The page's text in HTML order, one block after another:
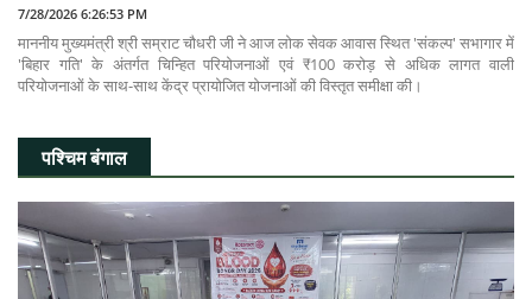
7/28/2026 6:26:53 PM
माननीय मुख्यमंत्री श्री सम्राट चौधरी जी ने आज लोक सेवक आवास स्थित 'संकल्प' सभागार में
'बिहार गति' के अंतर्गत चिन्हित परियोजनाओं एवं ₹100 करोड़ से अधिक लागत वाली
परियोजनाओं के साथ-साथ केंद्र प्रायोजित योजनाओं की विस्तृत समीक्षा की।
पश्चिम बंगाल